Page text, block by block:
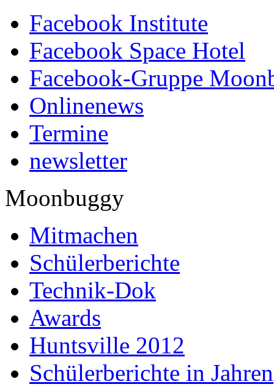
Facebook Institute
Facebook Space Hotel
Facebook-Gruppe
Onlinenews
Termine
newsletter
Moonbuggy
Mitmachen
Schülerberichte
Technik-Dok
Awards
Huntsville 2012
Schülerberichte in Jahren